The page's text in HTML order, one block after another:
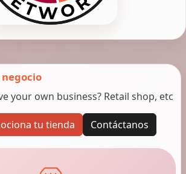
your own business? Retail shop, etc
tu tienda Contáctanos